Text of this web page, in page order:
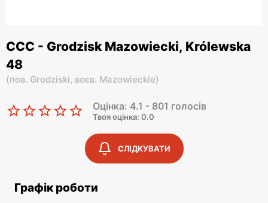
CCC - Grodzisk Mazowiecki, Królewska
48
(пов. Grodziski, воєв. Mazowieckie)
Оцінка: 4.1 - 801 голосів
Твоя оцінка: 0.0
СЛІДКУВАТИ
Графік роботи